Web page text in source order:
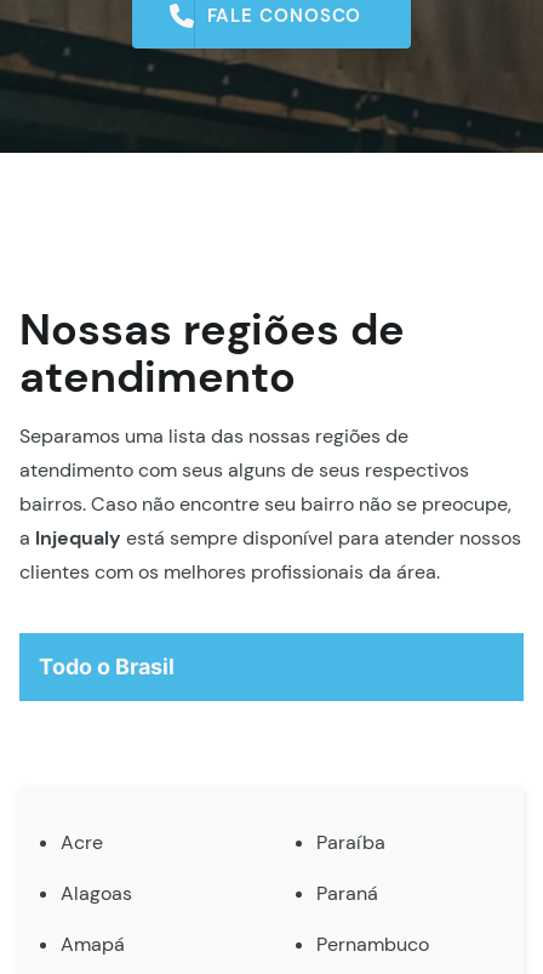
FALE CONOSCO
Nossas regiões de
atendimento
Separamos uma lista das nossas regiões de
atendimento com seus alguns de seus respectivos
bairros. Caso não encontre seu bairro não se preocupe,
a Injequaly está sempre disponível para atender nossos
clientes com os melhores profissionais da área.
Todo o Brasil
Acre
Alagoas
Amapá
Paraíba
Paraná
Pernambuco